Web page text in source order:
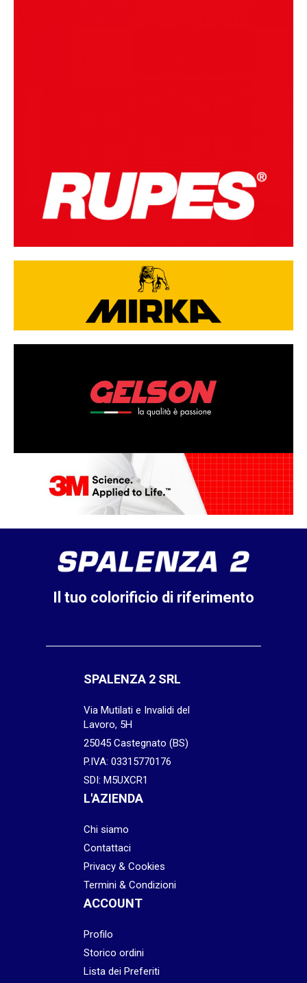
Il tuo colorificio di riferimento
SPALENZA 2 SRL
Via Mutilati e Invalidi del
Lavoro, 5H
25045 Castegnato (BS)
P.IVA: 03315770176
SDI: M5UXCR1
L'AZIENDA
Chi siamo
Contattaci
Privacy & Cookies
Termini & Condizioni
ACCOUNT
Profilo
Storico ordini
Lista dei Preferiti